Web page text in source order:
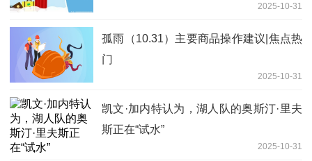
2025-10-31
孤雨（10.31）主要商品操作建议|焦点热
门
2025-10-31
凯文·加内特认为，湖人队的奥斯汀·里夫
斯正在“试水”
2025-10-31